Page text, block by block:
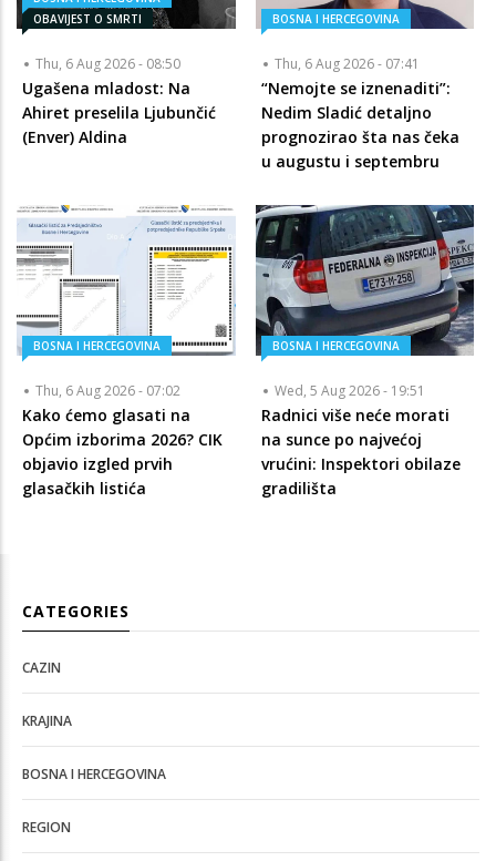
OBAVIJEST O SMRTI
Thu, 6 Aug 2026 - 08:50
Ugašena mladost: Na
Ahiret preselila Ljubunčić
(Enver) Aldina
BOSNA I HERCEGOVINA
Thu, 6 Aug 2026 - 07:41
“Nemojte se iznenaditi”:
Nedim Sladić detaljno
prognozirao šta nas čeka
u augustu i septembru
BOSNA I HERCEGOVINA
Thu, 6 Aug 2026 - 07:02
Kako ćemo glasati na
Općim izborima 2026? CIK
objavio izgled prvih
glasačkih listića
BOSNA I HERCEGOVINA
Wed, 5 Aug 2026 - 19:51
Radnici više neće morati
na sunce po najvećoj
vrućini: Inspektori obilaze
gradilišta
CATEGORIES
CAZIN
KRAJINA
BOSNA I HERCEGOVINA
REGION